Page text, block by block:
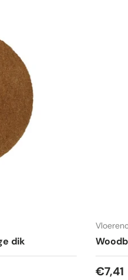
dik
€7,41